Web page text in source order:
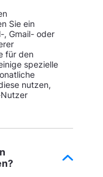
Sie ein
, Gmail- oder
für den
spezielle
nutzen,